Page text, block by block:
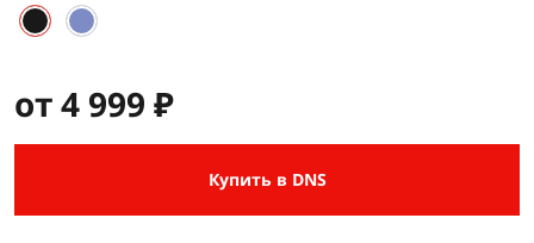
от 4 999 ₽
Купить в DNS